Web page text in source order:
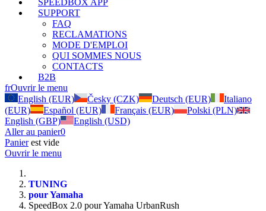
SPEEDBOX APP
SUPPORT
FAQ
RECLAMATIONS
MODE D'EMPLOI
QUI SOMMES NOUS
CONTACTS
B2B
frOuvrir le menu
English (EUR)
Česky (CZK) Deutsch (EUR)
Italiano
(EUR)
Español (EUR) Français (EUR)
Polski (PLN)
English (GBP)
English (USD)
Aller au panier0
Panierest vide
Ouvrir le menu
TUNING
pour Yamaha
SpeedBox 2.0 pour Yamaha UrbanRush